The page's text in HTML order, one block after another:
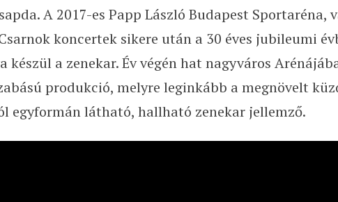
A 2017-es Papp László Budapest Sportaréna,
koncertek sikere után a 30 éves jubileumi
készül a zenekar. Év végén hat nagyváros
produkció, melyre leginkább a megnövelt
egyformán látható, hallható zenekar jellemző.